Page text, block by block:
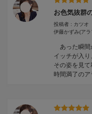
お色気抜群
投稿者 : カツオ
伊藤かずみ(アラ
あった瞬間
イッチが入り
その姿を見
時間満了の